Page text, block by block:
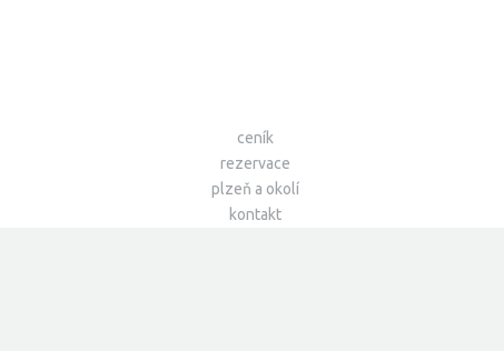
ceník
rezervace
plzeň a okolí
kontakt